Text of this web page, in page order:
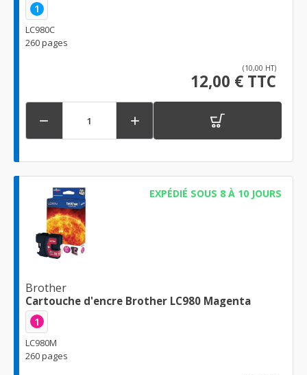
1
LC980C
260 pages
(10,00 HT)
12,00 € TTC
 
EXPÉDIÉ SOUS 8 À 10 JOURS
Brother
Cartouche d'encre Brother LC980 Magenta
1
LC980M
260 pages